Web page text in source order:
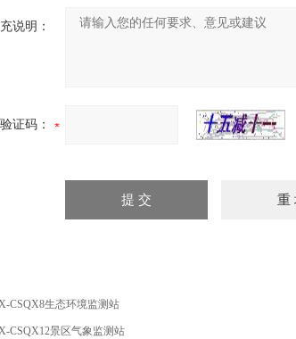
说明：
验证码：
CSQX8生态环境监测站
CSQX12景区气象监测站